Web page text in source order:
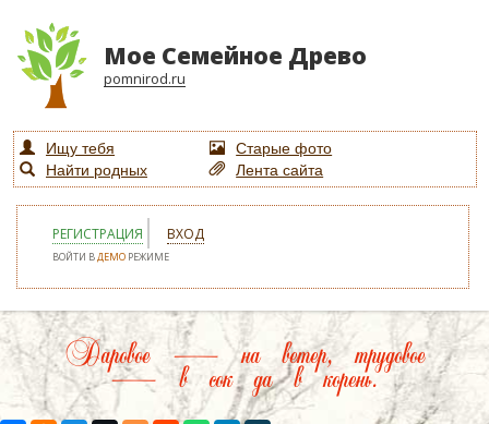
Мое Семейное Древо
pomnirod.ru
Ищу тебя
Старые фото
Найти родных
Лента сайта
РЕГИСТРАЦИЯ ВХОД
ВОЙТИ ВДЕМО РЕЖИМЕ
Даровое — на ветер, трудовое
— в сок да в корень.